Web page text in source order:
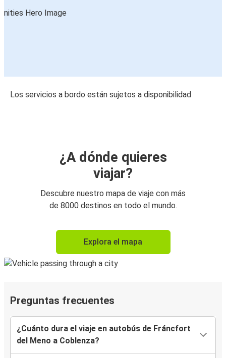
Los servicios a bordo están sujetos a disponibilidad
¿A dónde quieres
viajar?
Descubre nuestro mapa de viaje con más
de 8000 destinos en todo el mundo.
Explora el mapa
Preguntas frecuentes
¿Cuánto dura el viaje en autobús de Fráncfort
del Meno a Coblenza?